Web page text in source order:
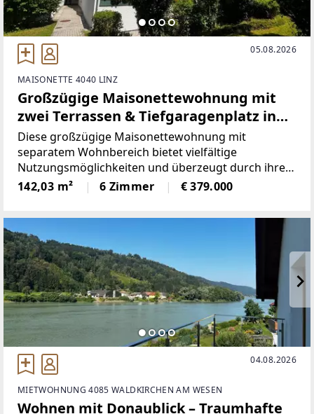
05.08.2026
MAISONETTE 4040 LINZ
Großzügige Maisonettewohnung mit
zwei Terrassen & Tiefgaragenplatz in
Sackgassenlage
Diese großzügige Maisonettewohnung mit
separatem Wohnbereich bietet vielfältige
Nutzungsmöglichkeiten und überzeugt durch ihre
großzügige Raumaufteilung sowie ihr großes
Entwicklungspotenzial.Der separate Wohnbereich
142,03 m² 6 Zimmer € 379.000
04.08.2026
MIETWOHNUNG 4085 WALDKIRCHEN AM WESEN
Wohnen mit Donaublick – Traumhafte